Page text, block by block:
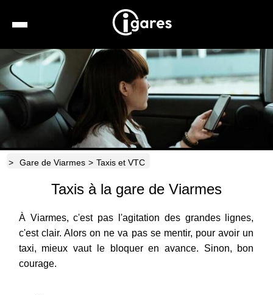
Recherche
Location de voiture
Hôtels
Taxis
Horaires
> Gare de Viarmes > Taxis et VTC
Taxis à la gare de Viarmes
À Viarmes, c'est pas l'agitation des grandes lignes,
c'est clair. Alors on ne va pas se mentir, pour avoir un
taxi, mieux vaut le bloquer en avance. Sinon, bon
courage.